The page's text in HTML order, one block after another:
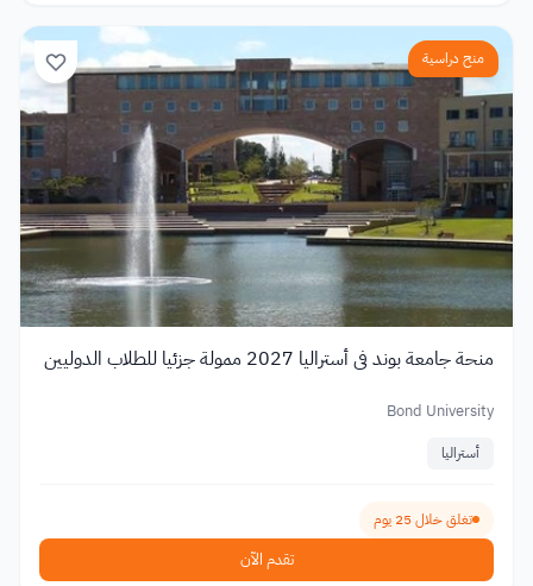
منح دراسية
منحة جامعة بوند في أستراليا 2027 ممولة جزئيا للطلاب الدوليين
Bond University
أستراليا
تغلق خلال 25 يوم
تقدم الآن